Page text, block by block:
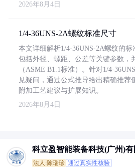
2026年8月4日
1/4-36UNS-2A螺纹标准尺寸
本文详细解析1/4-36UNS-2A螺纹的标
包括外径、螺距、公差等关键参数，
（ASME B1.1标准）。针对1/4-
见疑问，通过公式推导给出精确推荐
附加工艺建议与扩展知识。
2026年8月4日
科立盈智能装备科技(广州)有
法人:陈瑞珍 通过真实性核验